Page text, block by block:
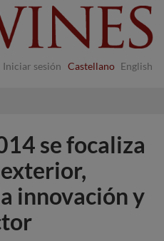
Iniciar sesión Castellano English
se focaliza
innovación y